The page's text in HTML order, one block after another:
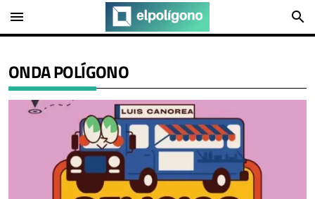
menu search
ONDA POLÍGONO